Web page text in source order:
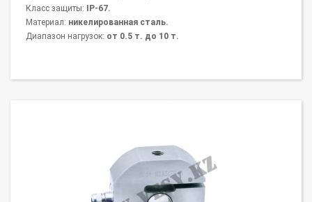
Класс защиты:
IP-67.
Материал: никелированная сталь.
Диапазон нагрузок: от 0.5 т. до 10 т.